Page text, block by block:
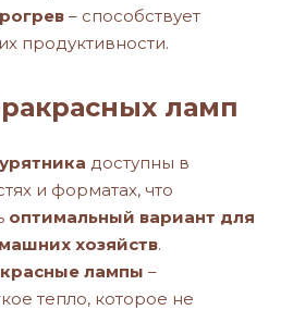
– способствует
продуктивности.
ламп
доступны в
и форматах, что
оптимальный вариант для
хозяйств.
лампы –
тепло, которое не